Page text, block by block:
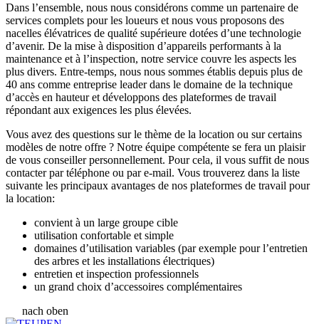
Dans l’ensemble, nous nous considérons comme un partenaire de
services complets pour les loueurs et nous vous proposons des
nacelles élévatrices de qualité supérieure dotées d’une technologie
d’avenir. De la mise à disposition d’appareils performants à la
maintenance et à l’inspection, notre service couvre les aspects les
plus divers. Entre-temps, nous nous sommes établis depuis plus de
40 ans comme entreprise leader dans le domaine de la technique
d’accès en hauteur et développons des plateformes de travail
répondant aux exigences les plus élevées.
Vous avez des questions sur le thème de la location ou sur certains
modèles de notre offre ? Notre équipe compétente se fera un plaisir
de vous conseiller personnellement. Pour cela, il vous suffit de nous
contacter par téléphone ou par e-mail. Vous trouverez dans la liste
suivante les principaux avantages de nos plateformes de travail pour
la location:
convient à un large groupe cible
utilisation confortable et simple
domaines d’utilisation variables (par exemple pour l’entretien
des arbres et les installations électriques)
entretien et inspection professionnels
un grand choix d’accessoires complémentaires
nach oben